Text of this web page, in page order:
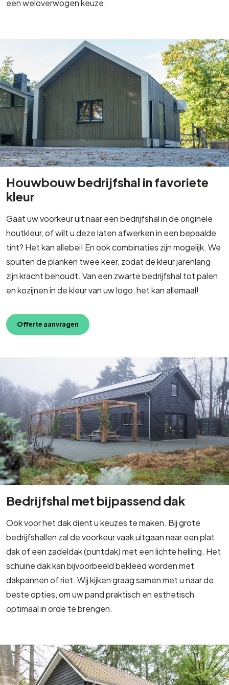
een weloverwogen keuze.
Houwbouw bedrijfshal in favoriete
kleur
Gaat uw voorkeur uit naar een bedrijfshal in de originele
houtkleur, of wilt u deze laten afwerken in een bepaalde
tint? Het kan allebei! En ook combinaties zijn mogelijk. We
spuiten de planken twee keer, zodat de kleur jarenlang
zijn kracht behoudt. Van een zwarte bedrijfshal tot palen
en kozijnen in de kleur van uw logo, het kan allemaal!
Offerte aanvragen
Bedrijfshal met bijpassend dak
Ook voor het dak dient u keuzes te maken. Bij grote
bedrijfshallen zal de voorkeur vaak uitgaan naar een plat
dak of een zadeldak (puntdak) met een lichte helling. Het
schuine dak kan bijvoorbeeld bekleed worden met
dakpannen of riet. Wij kijken graag samen met u naar de
beste opties, om uw pand praktisch en esthetisch
optimaal in orde te brengen.